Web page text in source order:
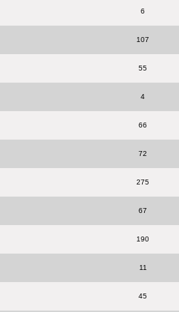
6
107
55
4
66
72
275
67
190
11
45